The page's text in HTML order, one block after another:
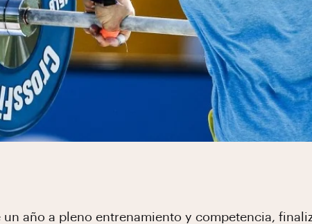
un año a pleno entrenamiento y competencia,